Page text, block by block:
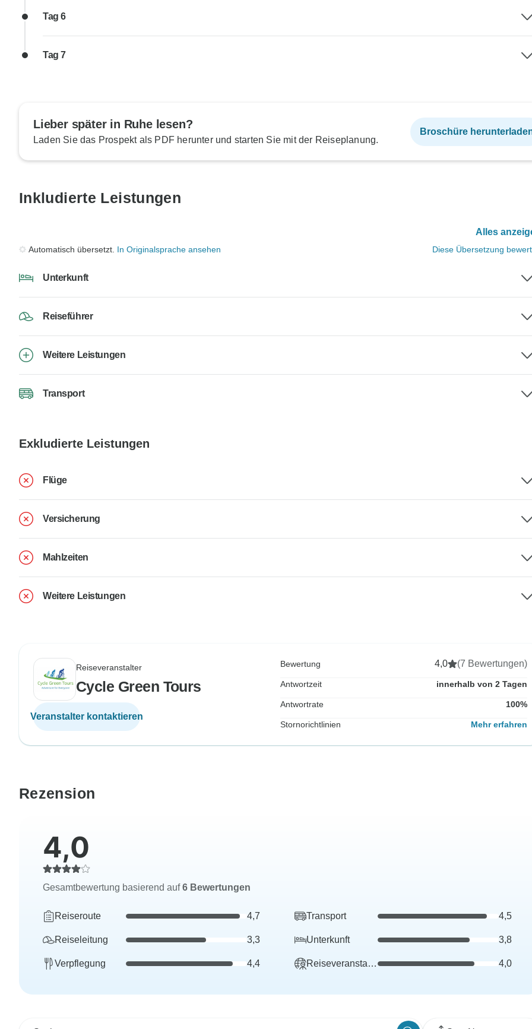
Tag 6
Tag 7
Lieber später in Ruhe lesen?
Laden Sie das Prospekt als PDF herunter und starten Sie mit der Reiseplanung.
Broschüre
Inkludierte Leistungen
Alles
Automatisch übersetzt. In Originalsprache ansehen Diese Übersetzung
Unterkunft
Reiseführer
Weitere Leistungen
Transport
Exkludierte Leistungen
Flüge
Versicherung
Mahlzeiten
Weitere Leistungen
Reiseveranstalter
Cycle Green Tours
Veranstalter kontaktieren
Bewertung 4,0 (7 Bewertungen)
Antwortzeit innerhalb von 2 Tagen
Antwortrate 100%
Stornorichtlinien Mehr erfahren
Rezension
4,0
Gesamtbewertung basierend auf6 Bewertungen
Reiseroute 4,7 Transport 4,5
Reiseleitung 3,3 Unterkunft 3,8
Verpflegung 4,4 Reiseveranstalter 4,0